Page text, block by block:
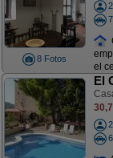
8 Fotos
el
El